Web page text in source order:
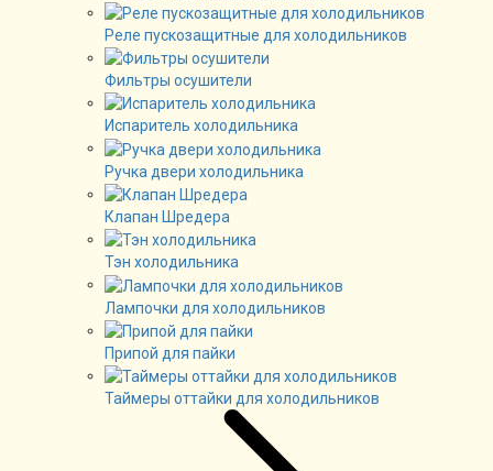
Реле пускозащитные для холодильников
Фильтры осушители
Испаритель холодильника
Ручка двери холодильника
Клапан Шредера
Тэн холодильника
Лампочки для холодильников
Припой для пайки
Таймеры оттайки для холодильников